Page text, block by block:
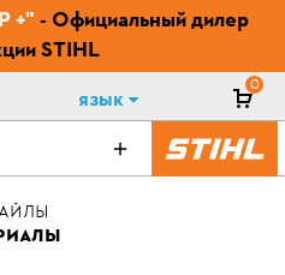
+" - Официальный дилер
STIHL
Язык
0